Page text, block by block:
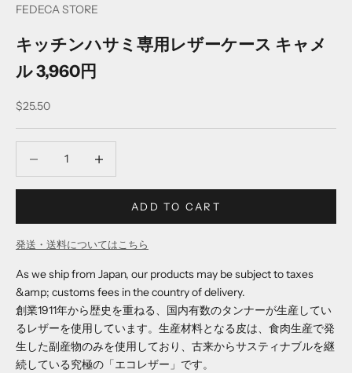
FEDECA STORE
キッチンハサミ専用レザーケース キャメ
ル 3,960円
Sale price
$25.50
ADD TO CART
発送・送料についてはこちら
As we ship from Japan, our products may be subject to taxes
&amp; customs fees in the country of delivery.
創業1911年から歴史を重ねる、国内有数のタンナーが生産してい
るレザーを使用しています。生産材料となる皮は、食肉生産で発
生した副産物のみを使用しており、古来からサスティナブルを継
続している究極の「エコレザー」です。